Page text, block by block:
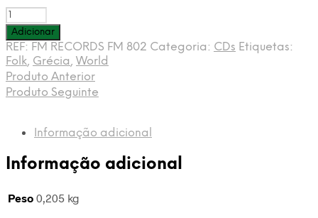
Quantidade
de
HELLENIC
MUSIC
ARCHIVES
ENSEMBLE
-
Samothrace
CD
-
Adicionar
REF: FM RECORDS FM 802 Categoria: CDs Etiquetas:
Folk, Grécia, World
Produto Anterior
Produto Seguinte
Informação adicional
Informação adicional
Peso 0,205 kg